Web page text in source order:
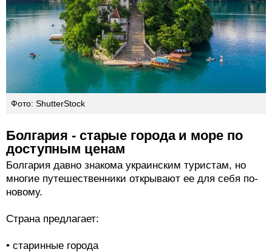
Фото: ShutterStock
Болгария - старые города и море по
доступным ценам
Болгария давно знакома украинским туристам, но
многие путешественники открывают ее для себя по-
новому.
Страна предлагает:
• старинные города